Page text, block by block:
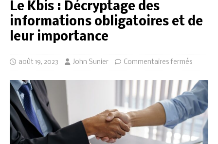
Le Kbis : Décryptage des
informations obligatoires et de
leur importance
août 19, 2023 John Sunier Commentaires fermés